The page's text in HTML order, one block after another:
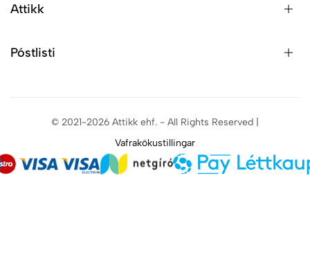
Attikk
Póstlisti
© 2021-2026 Attikk ehf. - All Rights Reserved |
Vafrakökustillingar